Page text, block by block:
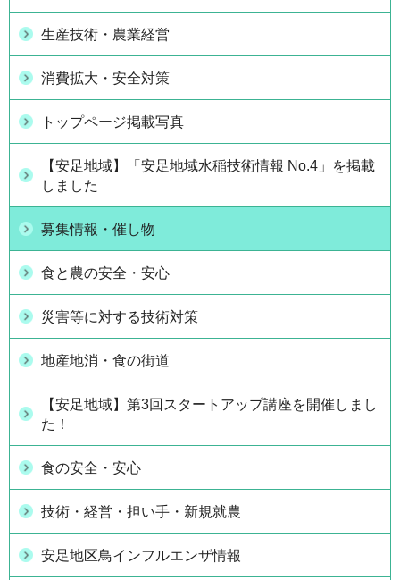
生産技術・農業経営
消費拡大・安全対策
トップページ掲載写真
【安足地域】「安足地域水稲技術情報 No.4」を掲載
しました
募集情報・催し物
食と農の安全・安心
災害等に対する技術対策
地産地消・食の街道
【安足地域】第3回スタートアップ講座を開催しまし
た！
食の安全・安心
技術・経営・担い手・新規就農
安足地区鳥インフルエンザ情報